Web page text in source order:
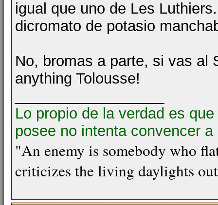
igual que uno de Les
dicromato de potasio
No, bromas a parte, si vas al
anything Tolousse!
Lo propio de la verdad es
posee no intenta convencer a
"An enemy is somebody who
criticizes the living daylights